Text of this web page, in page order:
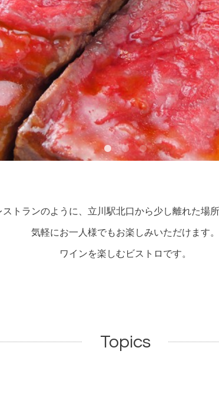
トランのように、立川駅北口から少し離れた場
気軽にお一人様でもお楽しみいただけます。
ワインを楽しむビストロです。
Topics